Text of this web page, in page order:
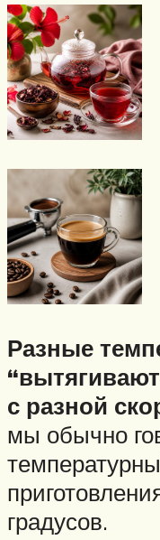
Разные
с разной
мы обычно
градусов.